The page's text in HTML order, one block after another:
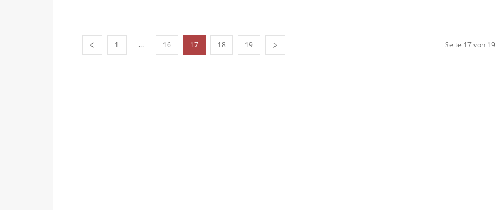
1 ... 16 17 18 19 Seite 17 von 19